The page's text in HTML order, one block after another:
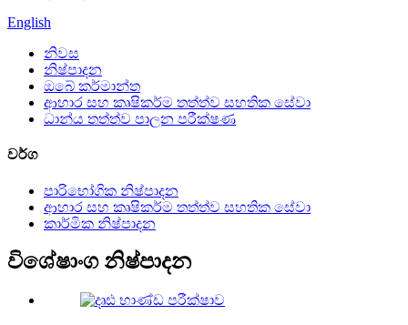
English
නිවස
නිෂ්පාදන
ඔබේ කර්මාන්ත
ආහාර සහ කෘෂිකර්ම තත්ත්ව සහතික සේවා
ධාන්ය තත්ත්ව පාලන පරීක්ෂණ
වර්ග
පාරිභෝගික නිෂ්පාදන
ආහාර සහ කෘෂිකර්ම තත්ත්ව සහතික සේවා
කාර්මික නිෂ්පාදන
විශේෂාංග නිෂ්පාදන